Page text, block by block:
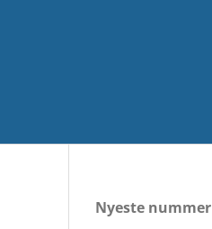
Nyeste nummer